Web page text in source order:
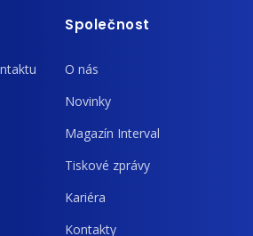
Společnost
O nás
Novinky
Magazín Interval
Tiskové zprávy
Kariéra
Kontakty